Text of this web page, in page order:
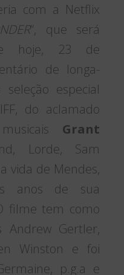
com a Netflix
“, que será
hoje, 23 de
de longa-
especial
do aclamado
Grant
Lorde, Sam
vida de Mendes,
anos de sua
filme tem como
Andrew Gertler,
Winston e foi
p.g.a e